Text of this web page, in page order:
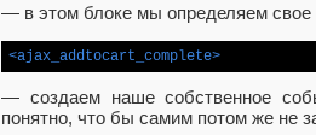
— в этом блоке мы определяем свое
<ajax_addtocart_complete>
— создаем наше собственное
понятно, что бы самим потом же не